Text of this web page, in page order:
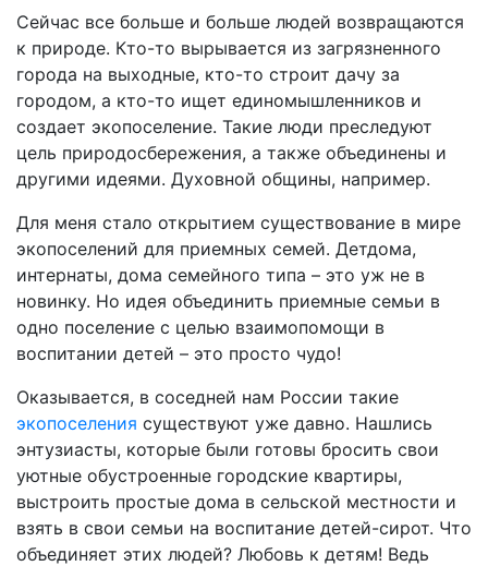
Сейчас все больше и больше людей возвращаются
к природе. Кто-то вырывается из загрязненного
города на выходные, кто-то строит дачу за
городом, а кто-то ищет единомышленников и
создает экопоселение. Такие люди преследуют
цель природосбережения, а также объединены и
другими идеями. Духовной общины, например.
Для меня стало открытием существование в мире
экопоселений для приемных семей. Детдома,
интернаты, дома семейного типа – это уж не в
новинку. Но идея объединить приемные семьи в
одно поселение с целью взаимопомощи в
воспитании детей – это просто чудо!
Оказывается, в соседней нам России такие
экопоселения существуют уже давно. Нашлись
энтузиасты, которые были готовы бросить свои
уютные обустроенные городские квартиры,
выстроить простые дома в сельской местности и
взять в свои семьи на воспитание детей-сирот. Что
объединяет этих людей? Любовь к детям! Ведь